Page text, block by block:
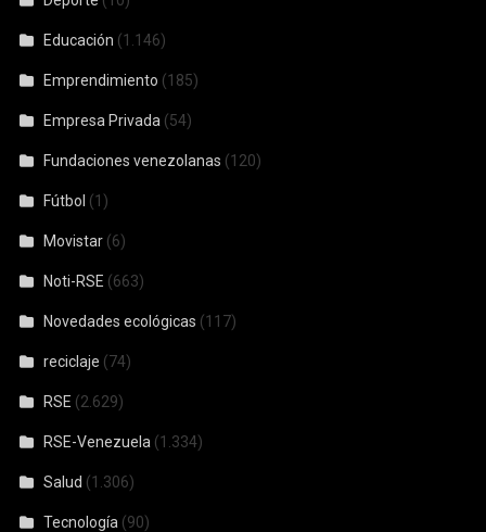
Educación (1.146)
Emprendimiento (185)
Empresa Privada (54)
Fundaciones venezolanas (120)
Fútbol (1)
Movistar (6)
Noti-RSE (663)
Novedades ecológicas (117)
reciclaje (74)
RSE (2.629)
RSE-Venezuela (1.334)
Salud (1.306)
Tecnología (90)